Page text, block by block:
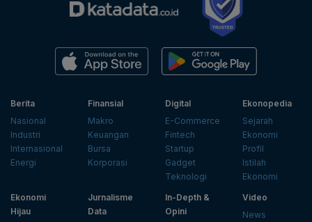
Berita
Nasional
Industri
Internasional
Energi
Finansial
Makro
Keuangan
Bursa
Korporasi
Digital
E-Commerce
Fintech
Startup
Gadget
Teknologi
Ekonopedia
Sejarah
Ekonomi
Profil
Istilah
Ekonomi
Ekonomi
Hijau
Jurnalisme
Data
In-Depth &
Opini
Video
News